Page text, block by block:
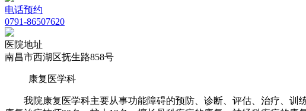
电话预约
0791-86507620
医院地址
南昌市西湖区抚生路858号
康复医学科
我院康复医学科主要从事功能障碍的预防、诊断、评估、治疗、训练